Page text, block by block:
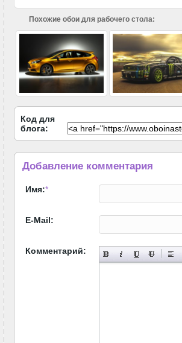
Похожие обои для рабочего стола:
Код для
блога:
Добавление комментария
Имя:*
E-Mail:
Комментарий: